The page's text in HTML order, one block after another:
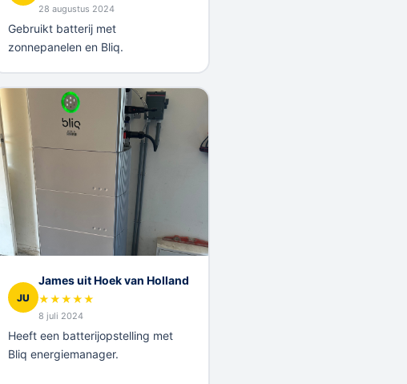
28 augustus 2024
Gebruikt batterij met
zonnepanelen en Bliq.
JU
James uit Hoek van Holland
★★★★★
8 juli 2024
Heeft een batterijopstelling met
Bliq energiemanager.